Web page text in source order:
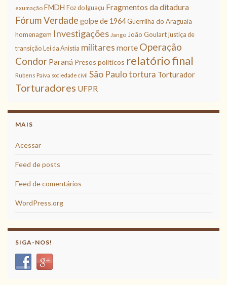
exumação FMDH Foz do Iguaçu Fragmentos da ditadura
Fórum Verdade golpe de 1964Guerrilha do Araguaia
homenagem Investigações Jango João Goulart justiça de
transição
Lei da Anistia militares morte Operação
Condor Paraná Presos políticos relatório final
Rubens Paiva sociedade civil São Paulotortura Torturador
Torturadores UFPR
MAIS
Acessar
Feed de posts
Feed de comentários
WordPress.org
SIGA-NOS!